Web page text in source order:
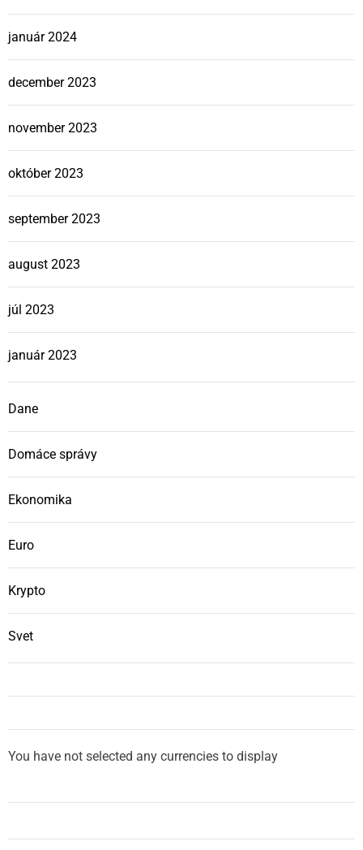
január 2024
december 2023
november 2023
október 2023
september 2023
august 2023
júl 2023
január 2023
Dane
Domáce správy
Ekonomika
Euro
Krypto
Svet
You have not selected any currencies to display